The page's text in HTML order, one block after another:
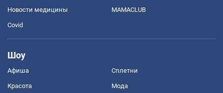
Новости медицины MAMACLUB
Covid
Шоу
Афиша Сплетни
Красота Мода